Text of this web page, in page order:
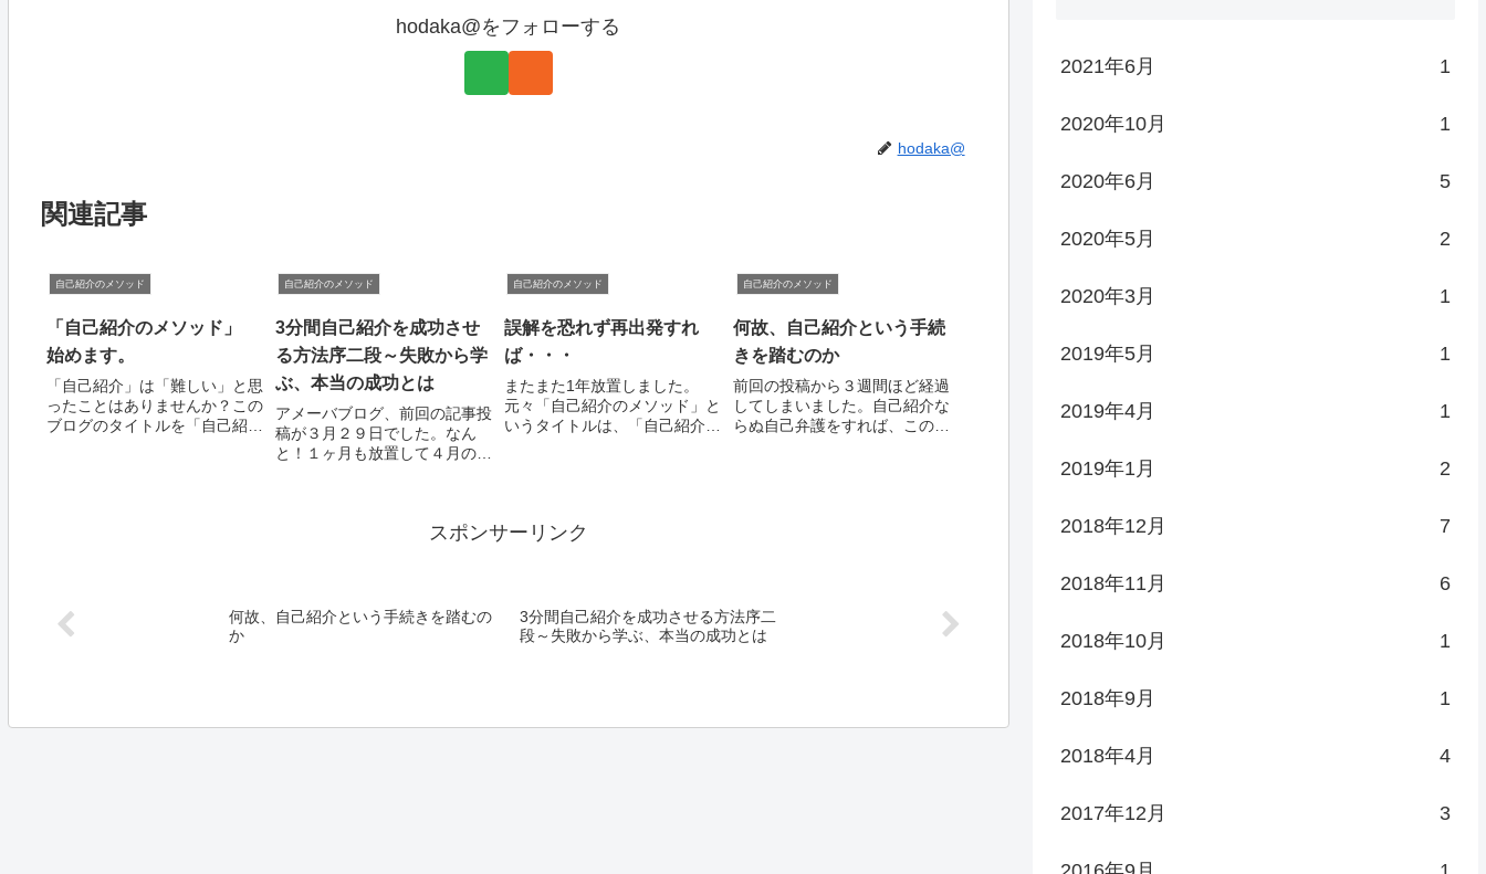
hodaka@をフォローする
hodaka@
関連記事
自己紹介のメソッド
「自己紹介のメソッド」
始めます。
「自己紹介」は「難しい」と思
ったことはありませんか？この
ブログのタイトルを「自己紹介
自己紹介のメソッド
3分間自己紹介を成功させ
る方法序二段～失敗から学
ぶ、本当の成功とは
アメーバブログ、前回の記事投
稿が３月２９日でした。なん
と！１ヶ月も放置して４月の更
まことにすみません。もっとも
自己紹介のメソッド
誤解を恐れず再出発すれ
ば・・・
またまた1年放置しました。
元々「自己紹介のメソッド」と
いうタイトルは、「自己紹介」
いう割と安易な考えから生まれ
ているものでした。...
自己紹介のメソッド
何故、自己紹介という手続
きを踏むのか
前回の投稿から３週間ほど経過
してしまいました。自己紹介な
らぬ自己弁護をすれば、この間
スポンサーリンク
何故、自己紹介という手続きを踏むの
か
3分間自己紹介を成功させる方法序二
段～失敗から学ぶ、本当の成功とは
2021年6月 1
2020年10月 1
2020年6月 5
2020年5月 2
2020年3月 1
2019年5月 1
2019年4月 1
2019年1月 2
2018年12月 7
2018年11月 6
2018年10月 1
2018年9月 1
2018年4月 4
2017年12月 3